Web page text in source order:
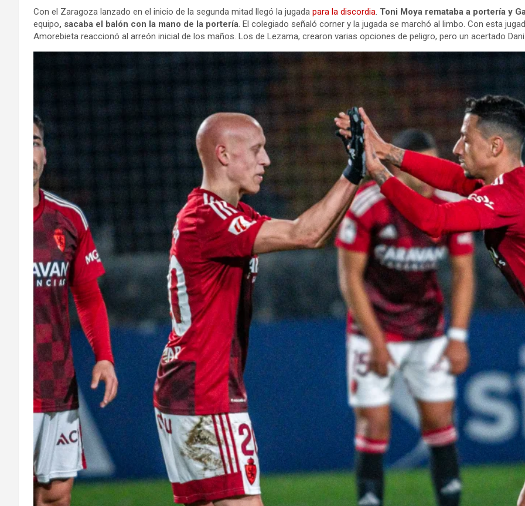
Con el Zaragoza lanzado en el inicio de la segunda mitad llegó la jugada para la discordia. Toni Moya remataba a portería y
equipo, sacaba el balón con la mano de la portería. El colegiado señaló corner y la jugada se marchó al limbo. Con esta
Amorebieta reaccionó al arreón inicial de los maños. Los de Lezama, crearon varias opciones de peligro, pero un acertado